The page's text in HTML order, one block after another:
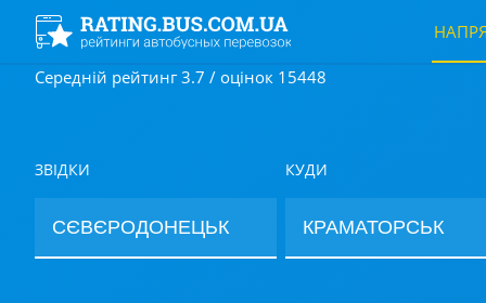
Середній рейтинг 3.7 / оцінок 15448
ЗВІДКИ КУДИ